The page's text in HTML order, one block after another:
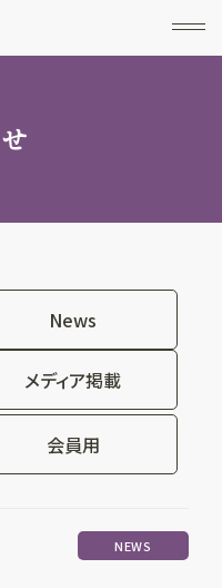
News
メディア掲載
会員用
NEWS